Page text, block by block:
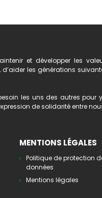
et développer les
les générations
les uns des autres pour
de solidarité entre
MENTIONS LÉGALES
Politique de protection
données
Mentions légales